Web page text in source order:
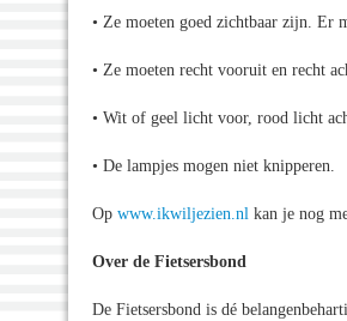
• Ze moeten goed zichtbaar zijn. Er
• Ze moeten recht vooruit en recht
• Wit of geel licht voor, rood licht
• De lampjes mogen niet knipperen.
Op www.ikwiljezien.nl kan je nog
Over de Fietsersbond
De Fietsersbond is dé